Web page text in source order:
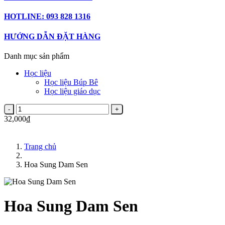
HOTLINE: 093 828 1316
HƯỚNG DẪN ĐẶT HÀNG
Danh mục sản phẩm
Học liệu
Học liệu Búp Bê
Học liệu giáo dục
32,000₫
Trang chủ
Hoa Sung Dam Sen
Hoa Sung Dam Sen